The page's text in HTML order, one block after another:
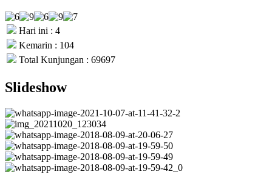
Hari ini : 4
Kemarin : 104
Total Kunjungan : 69697
Slideshow